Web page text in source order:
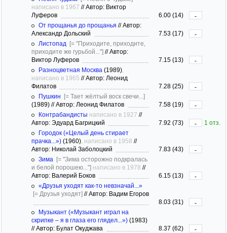
написано в 1967 //Автор: Виктор
Луферов
6.00 (14)
-
От прощанья до прощанья //Автор:
Александр Дольский
7.53 (17)
-
Листопад [= "Приходите, приходите,
приходите же гурьбой..."] //Автор:
Виктор Луферов
7.15 (13)
-
Разноцветная Москва (1989)
написано в 1965 //Автор: Леонид
Филатов
7.28 (25)
-
Пушкин [= Тает жёлтый воск свечи...]
(1989) //Автор: Леонид Филатов 7.58 (19)
-
Контрабандисты написано в 1927 //
Автор: Эдуард Багрицкий
7.92 (73) -
1 отз.
Городок («Целый день стирает
прачка...») (1960) , написано в 1958 //
Автор: Николай Заболоцкий
7.83 (43)
-
Зима [= "Зима осторожно подкралась
и белой порошею..."] написано в 1978 //
Автор: Валерий Боков
6.15 (13)
-
«Друзья уходят как-то невзначай...»
[= Друзья уходят] //Автор: Вадим Егоров
8.03 (31)
-
Музыкант («Музыкант играл на
скрипке – я в глаза его глядел...») (1983)
//Автор: Булат Окуджава 8.37 (62)
-